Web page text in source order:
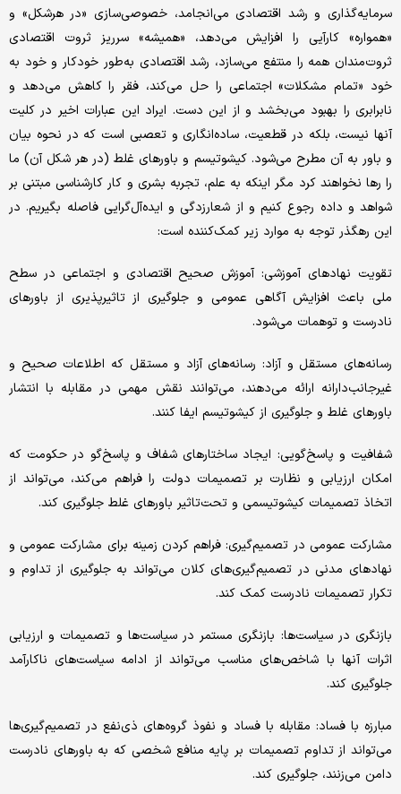
سرمایه‌گذاری و رشد اقتصادی می‌انجامد، خصوصی‌سازی «در هرشکل» و
«همواره» کارآیی را افزایش می‌دهد، «همیشه» سرریز ثروت اقتصادی
ثروت‌مندان همه را منتفع می‌سازد، رشد اقتصادی به‌طور خودکار و خود به
خود «تمام مشکلات» اجتماعی را حل می‌کند، فقر را کاهش می‌دهد و
نابرابری را بهبود می‌بخشد و از این دست. ایراد این عبارات اخیر در کلیت
آنها نیست، بلکه در قطعیت، ساده‌انگاری و تعصبی است که در نحوه‌ بیان
و باور به آن مطرح می‌شود. کیشوتیسم و باورهای غلط (در هر شکل آن) ما
را رها نخواهند کرد مگر اینکه به علم، تجربه‌ بشری و کار کارشناسی مبتنی بر
شواهد و داده رجوع کنیم و از شعارزدگی و ایده‌آل‌گرایی فاصله بگیریم. در
این رهگذر توجه به موارد زیر کمک‌کننده است:
تقویت نهادهای آموزشی: آموزش صحیح اقتصادی و اجتماعی در سطح
ملی باعث افزایش آگاهی عمومی و جلوگیری از تاثیرپذیری از باورهای
نادرست و توهمات می‌شود.
رسانه‌های مستقل و آزاد: رسانه‌های آزاد و مستقل که اطلاعات صحیح و
غیرجانب‌دارانه ارائه می‌دهند، می‌توانند نقش مهمی در مقابله با انتشار
باورهای غلط و جلوگیری از کیشوتیسم ایفا کنند.
شفافیت و پاسخ‌گویی: ایجاد ساختارهای شفاف و پاسخ‌گو در حکومت که
امکان ارزیابی و نظارت بر تصمیمات دولت را فراهم می‌کند، می‌تواند از
اتخاذ تصمیمات کیشوتیسمی و تحت‌تاثیر باورهای غلط جلوگیری کند.
مشارکت عمومی در تصمیم‌گیری: فراهم کردن زمینه برای مشارکت عمومی و
نهادهای مدنی در تصمیم‌گیری‌های کلان می‌تواند به جلوگیری از تداوم و
تکرار تصمیمات نادرست کمک کند.
بازنگری در سیاست‌ها: بازنگری مستمر در سیاست‌ها و تصمیمات و ارزیابی
اثرات آنها با شاخص‌های مناسب می‌تواند از ادامه سیاست‌های ناکارآمد
جلوگیری کند.
مبارزه با فساد: مقابله با فساد و نفوذ گروه‌های ذی‌نفع در تصمیم‌گیری‌ها
می‌تواند از تداوم تصمیمات بر پایه منافع شخصی که به باورهای نادرست
دامن می‌زنند، جلوگیری کند.